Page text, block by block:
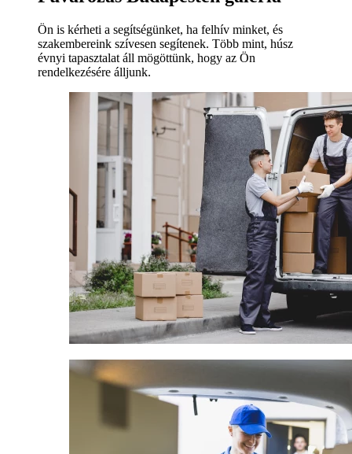
Ön is kérheti a segítségünket, ha felhív minket, és
szakembereink szívesen segítenek. Több mint, húsz
évnyi tapasztalat áll mögöttünk, hogy az Ön
rendelkezésére álljunk.